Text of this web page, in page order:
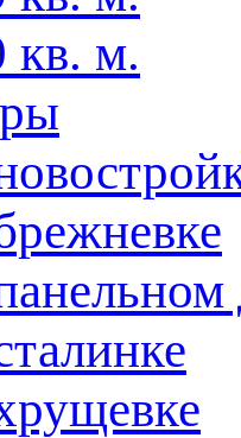
кв. м.